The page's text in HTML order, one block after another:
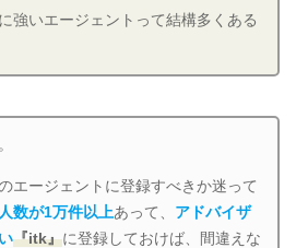
強いエージェントって結構多くある
エージェントに登録すべきか迷って
数が1万件以上あって、 アドバイザ
『itk』に登録しておけば、間違えな